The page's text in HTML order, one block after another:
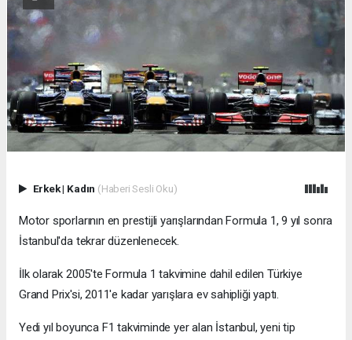
Erkek| Kadın (Haberi Sesli Oku)
Motor sporlarının en prestijli yarışlarından Formula 1, 9 yıl sonra
İstanbul'da tekrar düzenlenecek.
İlk olarak 2005'te Formula 1 takvimine dahil edilen Türkiye
Grand Prix'si, 2011'e kadar yarışlara ev sahipliği yaptı.
Yedi yıl boyunca F1 takviminde yer alan İstanbul, yeni tip